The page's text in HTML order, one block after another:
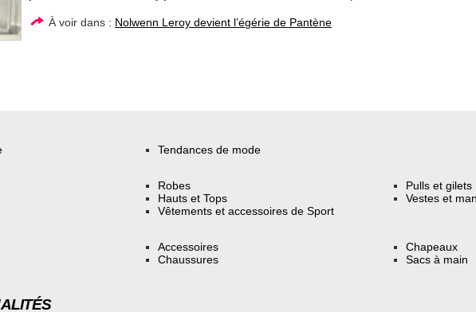
À voir dans : Nolwenn Leroy devient l’égérie de Pantène
Tendances de mode
Robes
Hauts et Tops
Vêtements et accessoires de Sport
Pulls et gilets
Vestes et
Accessoires
Chaussures
Chapeaux
Sacs à main